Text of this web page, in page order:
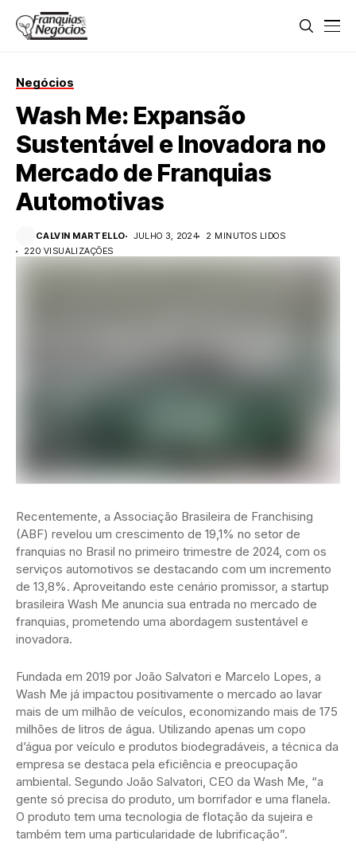
Negócios
Wash Me: Expansão
Sustentável e Inovadora no
Mercado de Franquias
Automotivas
CALVIN MARTELLO JULHO 3, 2024
2 MINUTOS LIDOS
220 VISUALIZAÇÕES
Recentemente, a Associação Brasileira de Franchising
(ABF) revelou um crescimento de 19,1% no setor de
franquias no Brasil no primeiro trimestre de 2024, com os
serviços automotivos se destacando com um incremento
de 13,8%. Aproveitando este cenário promissor, a startup
brasileira Wash Me anuncia sua entrada no mercado de
franquias, prometendo uma abordagem sustentável e
inovadora.
Fundada em 2019 por João Salvatori e Marcelo Lopes, a
Wash Me já impactou positivamente o mercado ao lavar
mais de um milhão de veículos, economizando mais de 175
milhões de litros de água. Utilizando apenas um copo
d’água por veículo e produtos biodegradáveis, a técnica da
empresa se destaca pela eficiência e preocupação
ambiental. Segundo João Salvatori, CEO da Wash Me, “a
gente só precisa do produto, um borrifador e uma flanela.
O produto tem uma tecnologia de flotação da sujeira e
também tem uma particularidade de lubrificação”.